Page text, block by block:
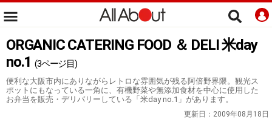
ORGANIC CATERING FOOD ＆ DELI 米day
no.1 (3ページ目)
便利な大阪市内にありながらレトロな雰囲気が残る阿倍野界隈。観光ス
ポットにもなっている一角に、有機野菜や無添加食材を中心に使用した
お弁当を販売・デリバリーしている「米day no.1」があります。
更新日： 2009年08月18日